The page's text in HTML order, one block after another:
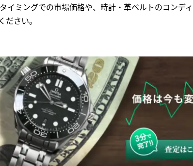
イミングでの市場価格や、時計・革ベルトのコンデ
さい。